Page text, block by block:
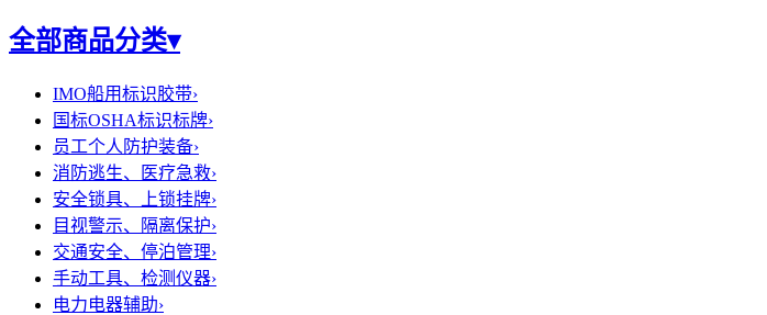
全部商品分类▾
IMO船用标识胶带›
国标OSHA标识标牌›
员工个人防护装备›
消防逃生、医疗急救›
安全锁具、上锁挂牌›
目视警示、隔离保护›
交通安全、停泊管理›
手动工具、检测仪器›
电力电器辅助›